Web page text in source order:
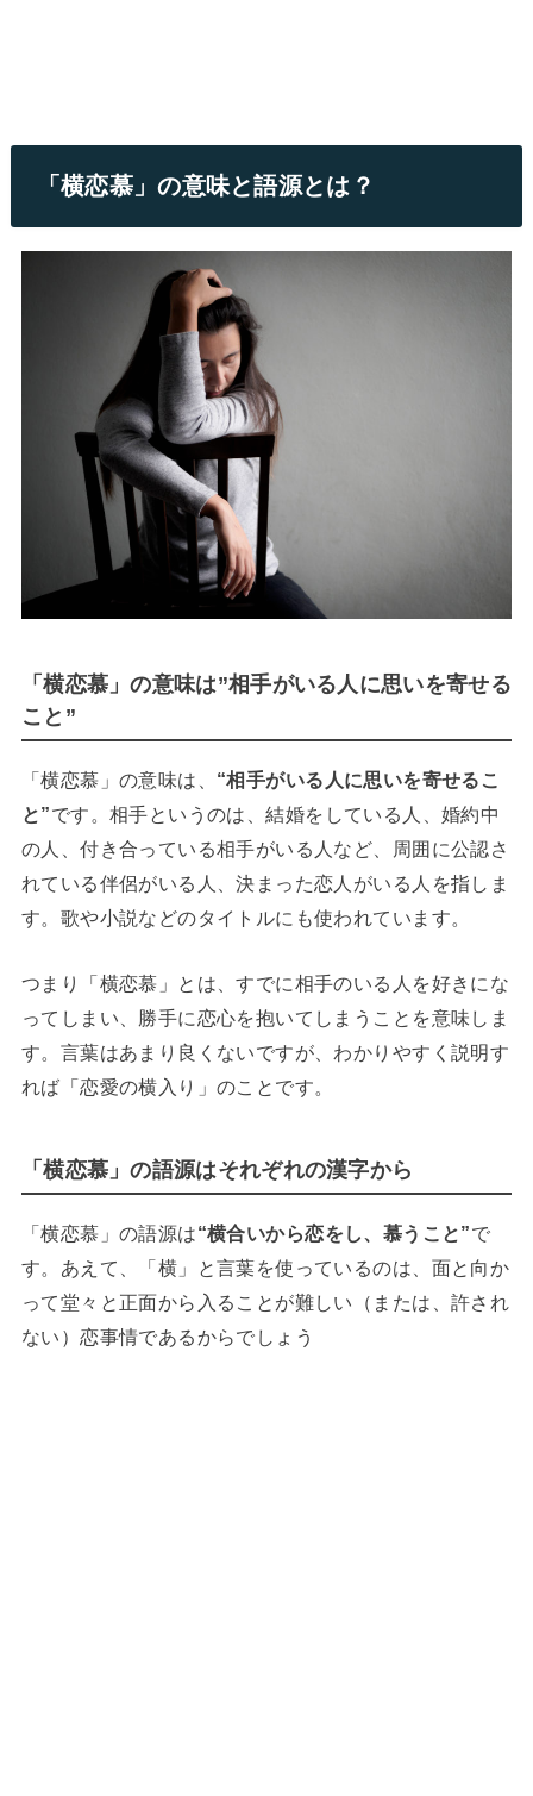
「横恋慕」の意味と語源とは？
「横恋慕」の意味は”相手がいる人に思いを寄せる
こと”
「横恋慕」の意味は、 “相手がいる人に思いを寄せるこ
と”です。相手というのは、結婚をしている人、婚約中
の人、付き合っている相手がいる人など、周囲に公認さ
れている伴侶がいる人、決まった恋人がいる人を指しま
す。歌や小説などのタイトルにも使われています。
つまり「横恋慕」とは、すでに相手のいる人を好きにな
ってしまい、勝手に恋心を抱いてしまうことを意味しま
す。言葉はあまり良くないですが、わかりやすく説明す
れば「恋愛の横入り」のことです。
「横恋慕」の語源はそれぞれの漢字から
「横恋慕」の語源は“横合いから恋をし、慕うこと”で
す。あえて、「横」と言葉を使っているのは、面と向か
って堂々と正面から入ることが難しい（または、許され
ない）恋事情であるからでしょう